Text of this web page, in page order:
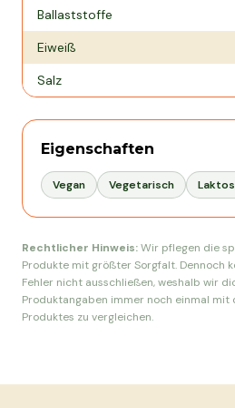
Ballaststoffe
Eiweiß
Salz
Eigenschaften
Vegan Vegetarisch
Rechtlicher Hinweis:Wir pflegen die
Produkte mit größter Sorgfalt. Dennoch
Fehler nicht ausschließen, weshalb wir
Produktangaben immer noch einmal mit
Produktes zu vergleichen.